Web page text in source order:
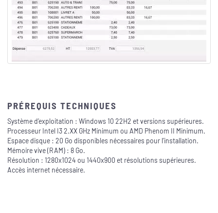
PRÉREQUIS TECHNIQUES
Système d’exploitation : Windows 10 22H2 et versions supérieures.
Processeur Intel I3 2.XX GHz Minimum ou AMD Phenom II Minimum.
Espace disque : 20 Go disponibles nécessaires pour l’installation.
Mémoire vive (RAM) : 8 Go.
Résolution : 1280x1024 ou 1440x900 et résolutions supérieures.
Accès internet nécessaire.